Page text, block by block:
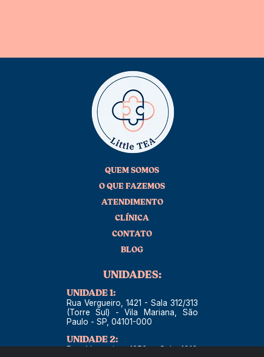
QUEM SOMOS
O QUE FAZEMOS
ATENDIMENTO
CLÍNICA
CONTATO
BLOG
UNIDADES:
UNIDADE 1:
Rua Vergueiro, 1421 - Sala 312/313
(Torre Sul) - Vila Mariana, São
Paulo - SP, 04101-000
UNIDADE 2:
Rua Vergueiro, 1353 - Sala 1010